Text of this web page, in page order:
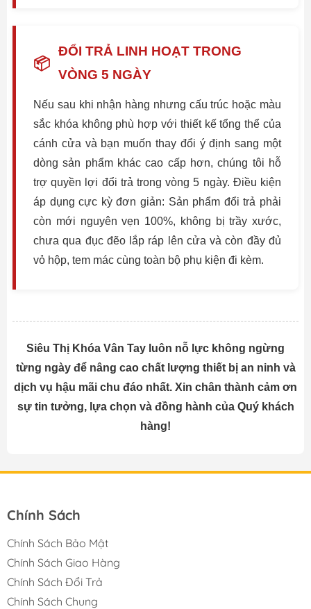
📦
ĐỔI TRẢ LINH HOẠT TRONG
VÒNG 5 NGÀY
Nếu sau khi nhận hàng nhưng cấu trúc hoặc màu
sắc khóa không phù hợp với thiết kế tổng thể của
cánh cửa và bạn muốn thay đổi ý định sang một
dòng sản phẩm khác cao cấp hơn, chúng tôi hỗ
trợ quyền lợi đổi trả trong vòng 5 ngày. Điều kiện
áp dụng cực kỳ đơn giản: Sản phẩm đổi trả phải
còn mới nguyên vẹn 100%, không bị trầy xước,
chưa qua đục đẽo lắp ráp lên cửa và còn đầy đủ
vỏ hộp, tem mác cùng toàn bộ phụ kiện đi kèm.
Siêu Thị Khóa Vân Tay luôn nỗ lực không ngừng
từng ngày để nâng cao chất lượng thiết bị an ninh và
dịch vụ hậu mãi chu đáo nhất. Xin chân thành cảm ơn
sự tin tưởng, lựa chọn và đồng hành của Quý khách
hàng!
Chính Sách
Chính Sách Bảo Mật
Chính Sách Giao Hàng
Chính Sách Đổi Trả
Chính Sách Chung